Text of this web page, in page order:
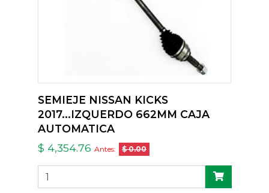
SEMIEJE NISSAN KICKS
2017...IZQUERDO 662MM CAJA
AUTOMATICA
$ 4,354.76 Antes: $ 0.00